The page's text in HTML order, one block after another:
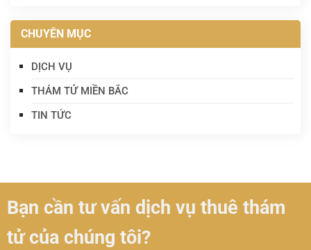
CHUYÊN MỤC
DỊCH VỤ
THÁM TỬ MIỀN BẮC
TIN TỨC
Bạn cần tư vấn dịch vụ thuê thám
tử của chúng tôi?